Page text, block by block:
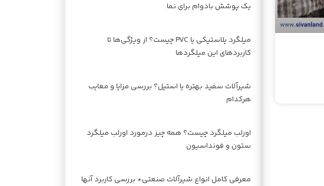
یک پوشش بادوام برای نما
میلگرد پلاستیکی یا PVC چیست؟ از ویژگی‌ها تا
کاربردهای این میلگردها
شیرآلات سفید بهتره یا استیل؟ بررسی مزایا و معایب
هرکدام
اورلب میلگرد چیست؟ همه چیز درمورد اورلب میلگرد
ستون و فونداسیون
معرفی کامل انواع شیرآلات صنعتی+ بررسی کاربرد آنها